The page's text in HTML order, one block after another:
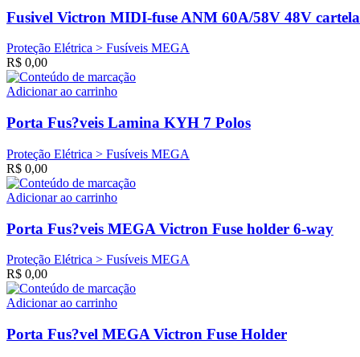
Fusivel Victron MIDI-fuse ANM 60A/58V 48V
Proteção Elétrica > Fusíveis MEGA
R$ 0,00
Adicionar ao carrinho
Porta Fus?veis Lamina KYH 7 Polos
Proteção Elétrica > Fusíveis MEGA
R$ 0,00
Adicionar ao carrinho
Porta Fus?veis MEGA Victron Fuse holder 6-way
Proteção Elétrica > Fusíveis MEGA
R$ 0,00
Adicionar ao carrinho
Porta Fus?vel MEGA Victron Fuse Holder